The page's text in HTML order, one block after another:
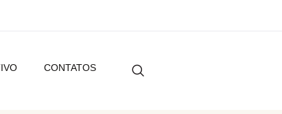
CONTATOS